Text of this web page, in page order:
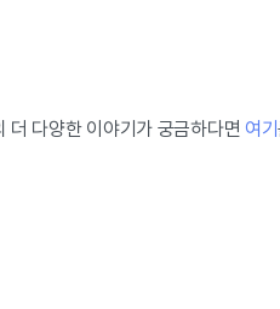
다양한 이야기가 궁금하다면 여기